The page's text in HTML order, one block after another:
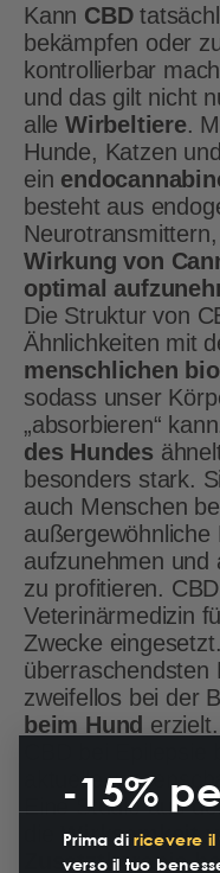
Kann CBD
bekämpfen oder
kontrollierbar
und das gilt nicht
alle Wirbeltiere.
Hunde, Katzen
ein
besteht aus
Wirkung von
optimal
Die Struktur von
Ähnlichkeiten mit
menschlichen
sodass unser
„absorbieren“
des Hundes
besonders stark.
auch Menschen
außergewöhnliche
aufzunehmen und
zu profitieren.
Veterinärmedizin
Zwecke
überraschendsten
zweifellos bei der
beim Hund
CBD bei
aktuelle
Eine Studie aus
Wirksamkeit
Zusatztherapie
-15%
Prima di ricevere il
verso il tuo